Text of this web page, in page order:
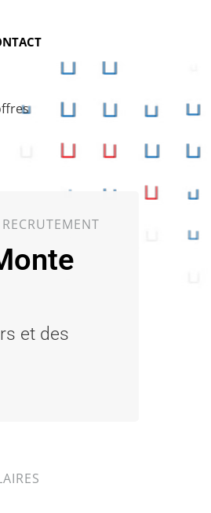
et des